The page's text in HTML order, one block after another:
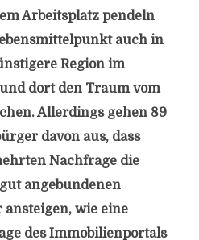
Arbeitsplatz pendeln
auch in
Region im
dort den Traum vom
Allerdings gehen 89
davon aus, dass
Nachfrage die
angebundenen
wie eine
des Immobilienportals